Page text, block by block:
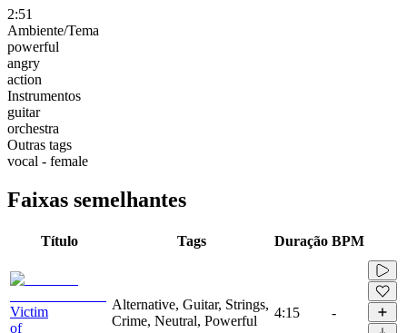
2:51
Ambiente/Tema
powerful
angry
action
Instrumentos
guitar
orchestra
Outras tags
vocal - female
Faixas semelhantes
Título Tags Duração BPM
Victim
of
Alternative, Guitar, Strings,
Crime, Neutral, Powerful
4:15 -